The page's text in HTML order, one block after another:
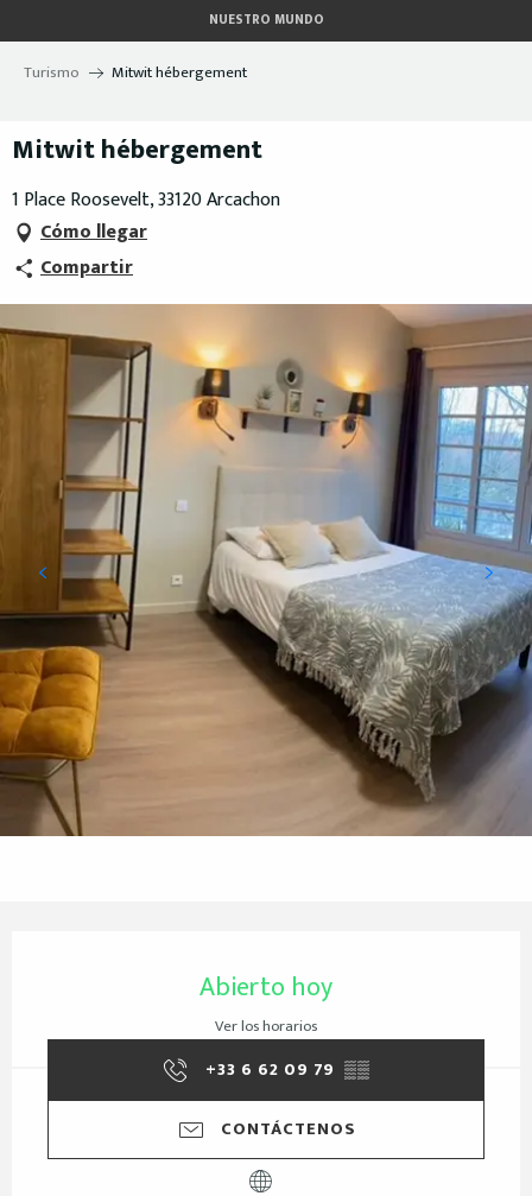
au
contenu
NUESTRO MUNDO
Turismo Mitwit hébergement
Mitwit hébergement
1 Place Roosevelt, 33120 Arcachon
Cómo llegar
Compartir
Abierto hoy
Ver los horarios
+33 6 62 09 79 ▒▒
CONTÁCTENOS